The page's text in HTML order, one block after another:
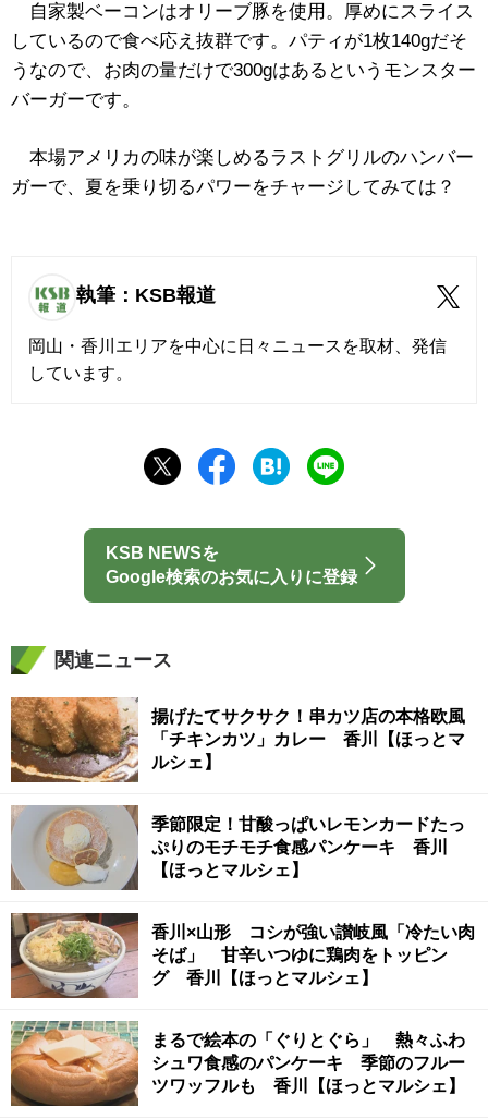
自家製ベーコンはオリーブ豚を使用。厚めにスライス
しているので食べ応え抜群です。パティが1枚140gだそ
うなので、お肉の量だけで300gはあるというモンスター
バーガーです。
本場アメリカの味が楽しめるラストグリルのハンバー
ガーで、夏を乗り切るパワーをチャージしてみては？
執筆：KSB報道
岡山・香川エリアを中心に日々ニュースを取材、発信
しています。
KSB NEWSを
Google検索のお気に入りに登録
関連ニュース
揚げたてサクサク！串カツ店の本格欧風
「チキンカツ」カレー 香川【ほっとマ
ルシェ】
季節限定！甘酸っぱいレモンカードたっ
ぷりのモチモチ食感パンケーキ 香川
【ほっとマルシェ】
香川×山形 コシが強い讃岐風「冷たい肉
そば」 甘辛いつゆに鶏肉をトッピン
グ 香川【ほっとマルシェ】
まるで絵本の「ぐりとぐら」 熱々ふわ
シュワ食感のパンケーキ 季節のフルー
ツワッフルも 香川【ほっとマルシェ】